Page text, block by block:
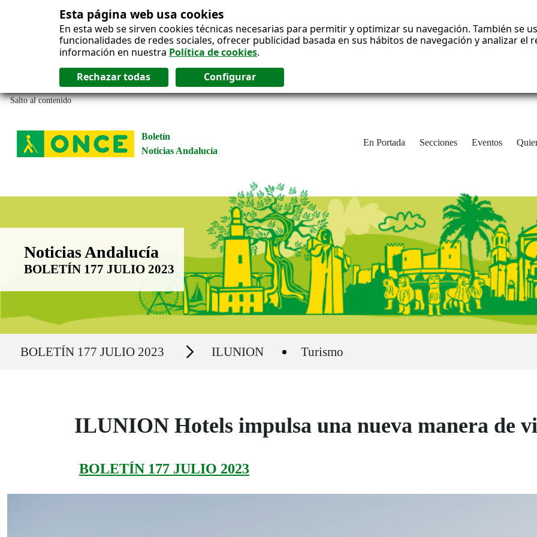
Esta página web usa cookies
En esta web se sirven cookies técnicas necesarias para permitir y optimizar su navegación. También se
funcionalidades de redes sociales, ofrecer publicidad basada en sus hábitos de navegación y analizar
información en nuestra Política de cookies.
Salto al contenido
Boletín
Noticias Andalucía
En Portada Secciones Eventos
Boletín Noticias Andalucía
Noticias Andalucía
BOLETÍN 177 JULIO 2023
BOLETÍN 177 JULIO 2023 Secciones ILUNION Turismo
ILUNION Hotels impulsa una nueva manera de
BOLETÍN 177 JULIO 2023